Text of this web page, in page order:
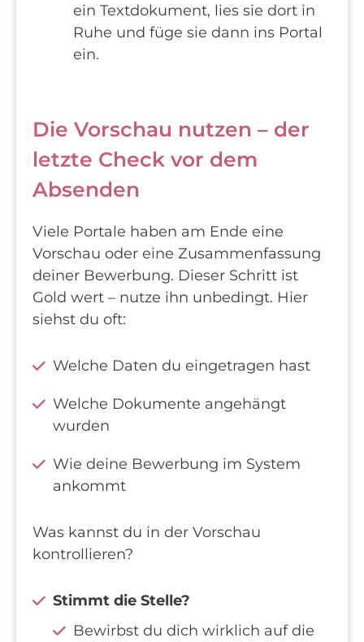
ein Textdokument, lies sie dort in
Ruhe und füge sie dann ins Portal
ein.
Die Vorschau nutzen – der
letzte Check vor dem
Absenden
Viele Portale haben am Ende eine
Vorschau oder eine Zusammenfassung
deiner Bewerbung. Dieser Schritt ist
Gold wert – nutze ihn unbedingt. Hier
siehst du oft:
Welche Daten du eingetragen hast
Welche Dokumente angehängt
wurden
Wie deine Bewerbung im System
ankommt
Was kannst du in der Vorschau
kontrollieren?
Stimmt die Stelle?
Bewirbst du dich wirklich auf die